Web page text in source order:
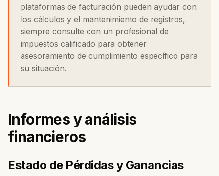
plataformas de facturación pueden ayudar con
los cálculos y el mantenimiento de registros,
siempre consulte con un profesional de
impuestos calificado para obtener
asesoramiento de cumplimiento específico para
su situación.
Informes y análisis
financieros
Estado de Pérdidas y Ganancias